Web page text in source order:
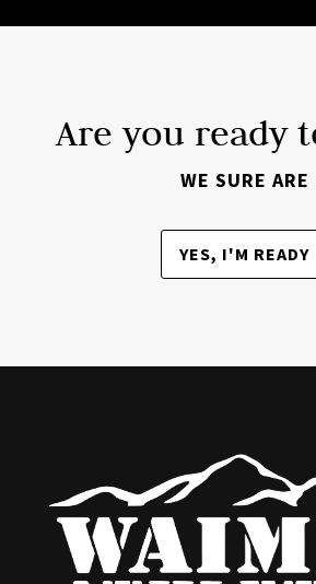
Are you ready
WE SURE ARE
YES, I'M READY